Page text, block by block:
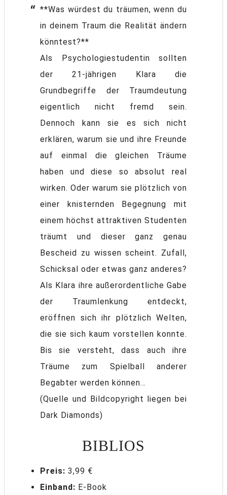
**Was würdest du träumen, wenn du
in deinem Traum die Realität ändern
könntest?**
Als Psychologiestudentin sollten
der 21-jährigen Klara die
Grundbegriffe der Traumdeutung
eigentlich nicht fremd sein.
Dennoch kann sie es sich nicht
erklären, warum sie und ihre Freunde
auf einmal die gleichen Träume
haben und diese so absolut real
wirken. Oder warum sie plötzlich von
einer knisternden Begegnung mit
einem höchst attraktiven Studenten
träumt und dieser ganz genau
Bescheid zu wissen scheint. Zufall,
Schicksal oder etwas ganz anderes?
Als Klara ihre außerordentliche Gabe
der Traumlenkung entdeckt,
eröffnen sich ihr plötzlich Welten,
die sie sich kaum vorstellen konnte.
Bis sie versteht, dass auch ihre
Träume zum Spielball anderer
Begabter werden können…
(Quelle und Bildcopyright liegen bei
Dark Diamonds)
BIBLIOS
Preis: 3,99 €
Einband: E-Book